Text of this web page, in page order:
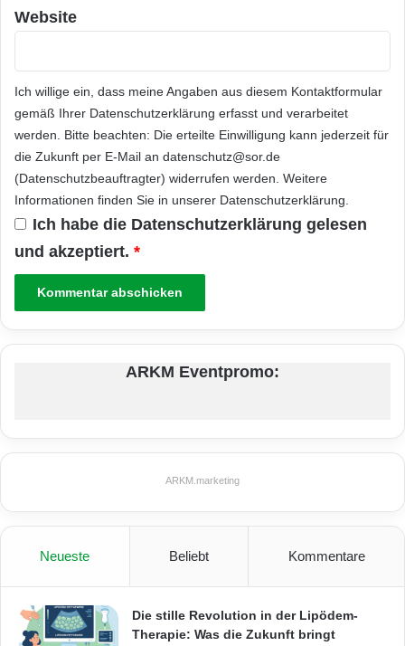
Website
Ich willige ein, dass meine Angaben aus diesem Kontaktformular
gemäß Ihrer Datenschutzerklärung erfasst und verarbeitet
werden. Bitte beachten: Die erteilte Einwilligung kann jederzeit für
die Zukunft per E-Mail an datenschutz@sor.de
(Datenschutzbeauftragter) widerrufen werden. Weitere
Informationen finden Sie in unserer Datenschutzerklärung.
Ich habe die Datenschutzerklärung gelesen
und akzeptiert. *
ARKM Eventpromo:
ARKM.marketing
Neueste Beliebt Kommentare
Die stille Revolution in der Lipödem-
Therapie: Was die Zukunft bringt